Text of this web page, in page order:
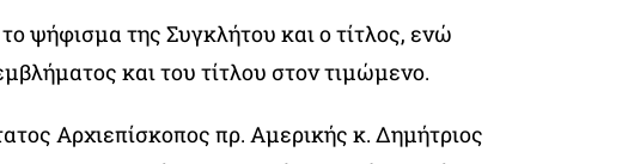
ψήφισμα της Συγκλήτου και ο τίτλος, ενώ
και του τίτλου στον τιμώμενο.
Αρχιεπίσκοπος πρ. Αμερικής κ. Δημήτριος